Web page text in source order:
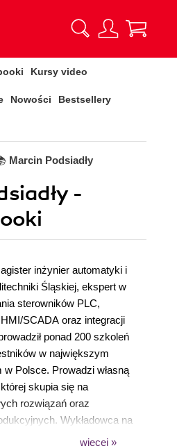
Kursy video
Nowości Bestsellery
Marcin Podsiadły
-
inżynier automatyki i
Śląskiej, ekspert w
sterowników PLC,
SCADA oraz integracji
ponad 200 szkoleń
w największym
Polsce. Prowadzi własną
skupia się na
rozwiązań oraz
Wykładowca na
autor unikalnychwięcej »